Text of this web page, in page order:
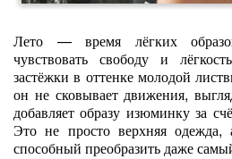
Лето — время лёгких
чувствовать свободу и
застёжки в оттенкемолодой
он несковываетдвижения,
добавляет образу изюминкуза
Это не простоверхняяодежда,
способный преобразитьдаже